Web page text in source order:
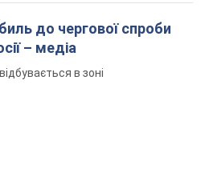
до чергової спроби
– медіа
в зоні